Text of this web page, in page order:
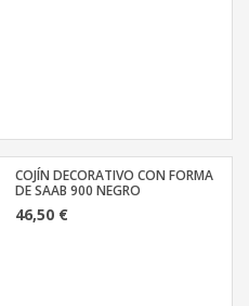
COJÍN DECORATIVO CON FORMA
DE SAAB 900 NEGRO
46,50 €